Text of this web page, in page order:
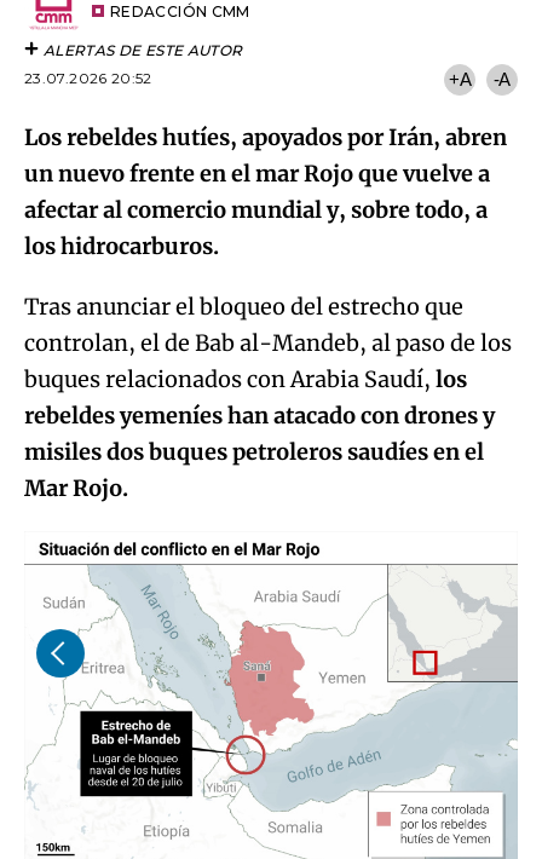
REDACCIÓN CMM
ALERTAS DE ESTE AUTOR
23.07.2026 20:52
+A -A
Los rebeldes hutíes, apoyados por Irán, abren
un nuevo frente en el mar Rojo que vuelve a
afectar al comercio mundial y, sobre todo, a
los hidrocarburos.
Tras anunciar el bloqueo del estrecho que
controlan, el de Bab al-Mandeb, al paso de los
buques relacionados con Arabia Saudí, los
rebeldes yemeníes han atacado con drones y
misiles dos buques petroleros saudíes en el
Mar Rojo.